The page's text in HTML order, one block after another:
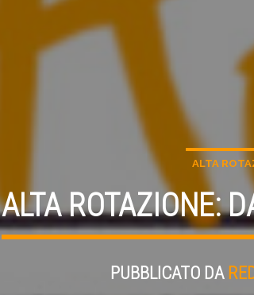
ALTA
ALTA ROTAZIONE:
PUBBLICATO DA